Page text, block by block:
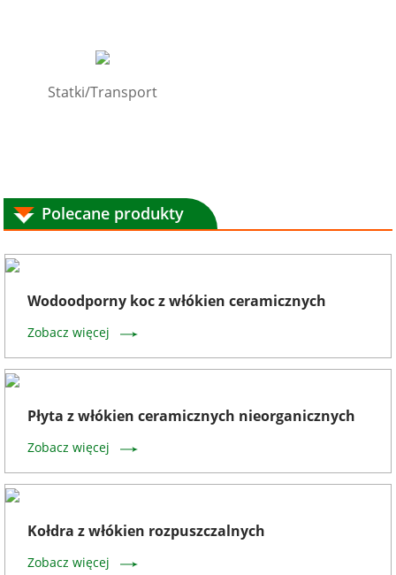
Statki/Transport
Polecane produkty
Wodoodporny koc z włókien ceramicznych
Zobacz więcej
Płyta z włókien ceramicznych nieorganicznych
Zobacz więcej
Kołdra z włókien rozpuszczalnych
Zobacz więcej